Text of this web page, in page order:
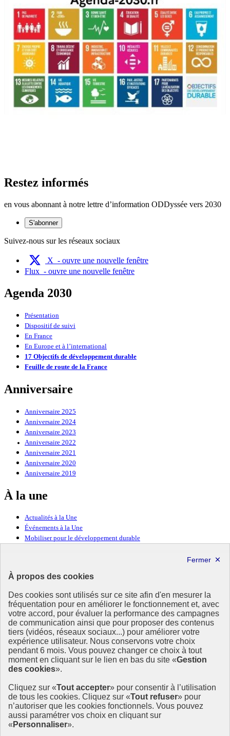
À propos des cookies
Des cookies sont utilisés sur ce site afin d'en mesurer la
fréquentation pour en améliorer le fonctionnement et, avec
votre accord, pour évaluer la performance des campagnes
de communication ainsi que pour proposer des contenus
tiers (vidéos, réseaux sociaux...) pour améliorer votre
expérience utilisateur. Nous conservons votre choix
pendant 6 mois. Vous pouvez changer ce choix à tout
moment en cliquant sur le lien en bas du site «Gestion
des cookies».
Cliquez sur «Tout accepter» pour consentir à l’utilisation
de tous les cookies. Cliquez sur «Tout refuser» pour
n’autoriser que les cookies fonctionnels. Vous pouvez
aussi paramétrer vos choix en cliquant sur
« Personnaliser».
Restez informés
en vous abonnant à notre lettre d’information ODDyssée vers 2030
S'abonner
Suivez-nous sur les réseaux sociaux
X - ouvre une nouvelle fenêtre
Flux - ouvre une nouvelle fenêtre
Agenda 2030
Présentation
Dispositif de suivi
En France
En Europe et à l’international
17 Objectifs de développement durable
Feuille de route de la France
Anniversaire
Anniversaire 2025
Anniversaire 2024
Anniversaire 2023
Anniversaire 2022
Anniversaire 2021
Anniversaire 2020
Anniversaire 2019
À la une
Actualités à la Une
Événements à la Une
Mobiliser pour le développement durable
Ressources
Ressources
La Méth’ODD
Gouvernement
Ce site propose l’information de référence concernant l’Agenda
2030 et la feuille de route de la France. Il valorise la mobilisation de
tous les acteurs.
info.gouv.fr- ouvre une nouvelle fenêtre
service-public.fr - ouvre une nouvelle fenêtre
legifrance.gouv.fr- ouvre une nouvelle fenêtre
data.gouv.fr- ouvre une nouvelle fenêtre
Plan du site